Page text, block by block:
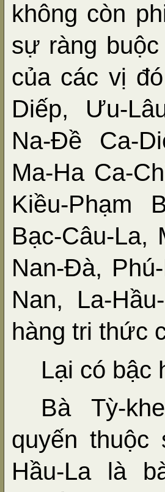
không còn
sự ràng
của các vị
Diếp, Ưu-
Na-Đề Ca-
Ma-Ha Ca-
Kiều-Phạm
Bạc-Câu-La,
Nan-Đà,
Nan, La-
hàng tri thức
Lại có bậc
Bà Tỳ-
quyến
Hầu-La là